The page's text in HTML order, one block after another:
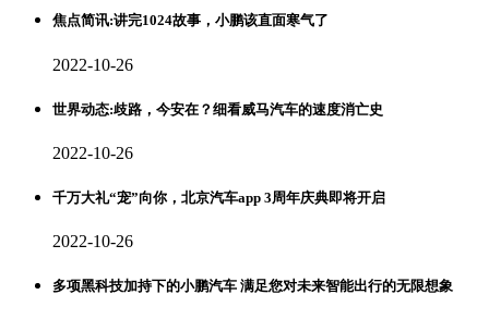
焦点简讯:讲完1024故事，小鹏该直面寒气了
2022-10-26
世界动态:歧路，今安在？细看威马汽车的速度消亡史
2022-10-26
千万大礼“宠”向你，北京汽车app 3周年庆典即将开启
2022-10-26
多项黑科技加持下的小鹏汽车 满足您对未来智能出行的无限想象